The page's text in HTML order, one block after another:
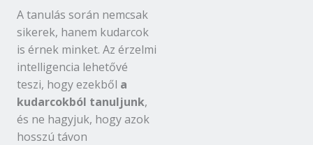
A tanulás során nemcsak
sikerek, hanem kudarcok
is érnek minket. Az érzelmi
intelligencia lehetővé
teszi, hogy ezekből a
kudarcokból tanuljunk,
és ne hagyjuk, hogy azok
hosszú távon